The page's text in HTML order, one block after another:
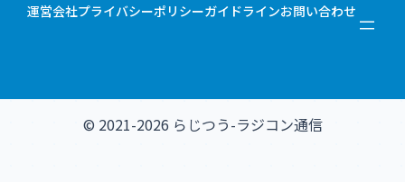
運営会社プライバシーポリシーガイドラインお問い合わせ
© 2021-2026 らじつう-ラジコン通信